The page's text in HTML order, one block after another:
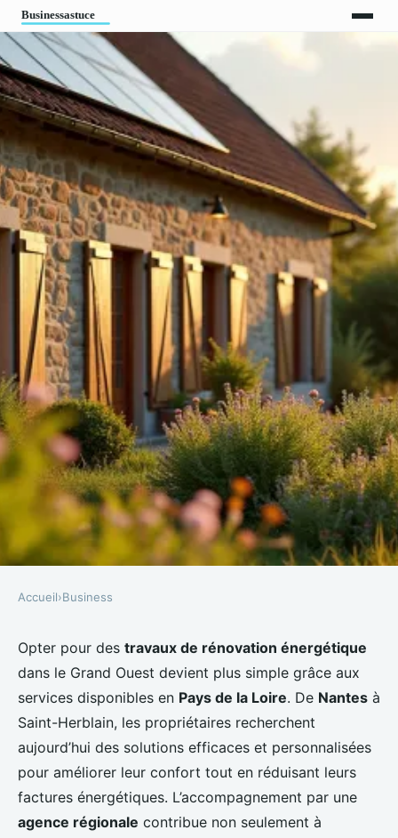
Découvrez cozynergy, votre allié
pour la rénovation énergétique
en pays de la loire
Meissa• 29/01/2026 11:35•10 min de lecture
Accueil›Business
Opter pour des travaux de rénovation énergétique
dans le Grand Ouest devient plus simple grâce aux
services disponibles en Pays de la Loire. De Nantes à
Saint-Herblain, les propriétaires recherchent
aujourd’hui des solutions efficaces et personnalisées
pour améliorer leur confort tout en réduisant leurs
factures énergétiques. L’accompagnement par une
agence régionale contribue non seulement à